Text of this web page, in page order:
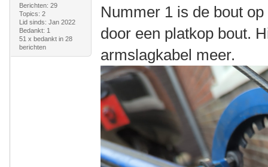
Berichten: 29
Topics: 2
Lid sinds: Jan 2022
Bedankt: 1
51 x bedankt in 28
berichten
Nummer 1 is de bout
door een platkop bout.
armslagkabel meer.